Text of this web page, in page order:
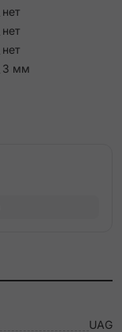
нет
нет
нет
3 мм
UAG